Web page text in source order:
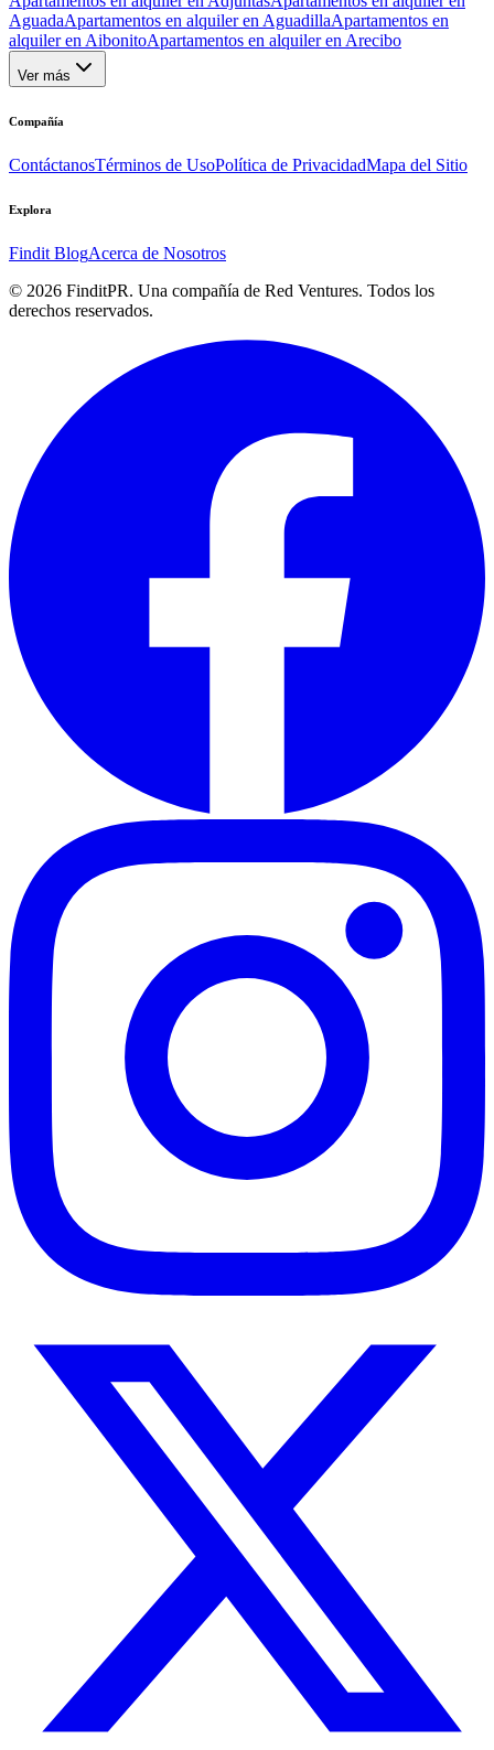
AguadaApartamentos en alquiler en AguadillaApartamentos en
alquiler en AibonitoApartamentos en alquiler en Arecibo
Ver más
Compañía
ContáctanosTérminos de UsoPolítica de PrivacidadMapa del Sitio
Explora
Findit BlogAcerca de Nosotros
© 2026 FinditPR. Una compañía de Red Ventures. Todos los
derechos reservados.